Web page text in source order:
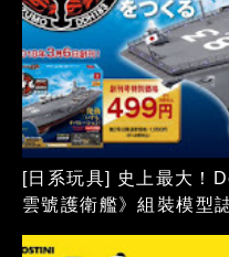
[日系玩具] 史上最大！
雲號護衛艦》組裝模型